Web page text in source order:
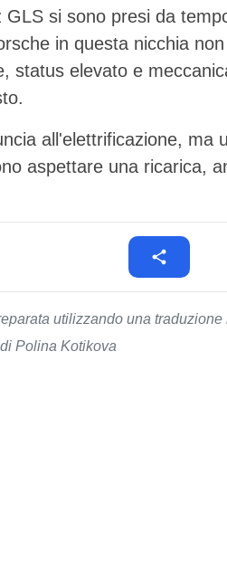
si sono presi da
in questa nicchia
status elevato e
all'elettrificazione, ma
aspettare una ricarica,
utilizzando una
Polina Kotikova